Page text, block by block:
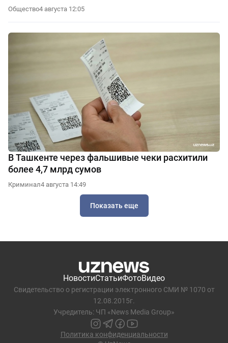
Общество4 августа 12:05
В Ташкенте через фальшивые чеки расхитили
более 4,7 млрд сумов
Криминал4 августа 14:49
Показать еще
НовостиСтатьиФотоВидео
Свидетельство о регистрации электронного СМИ № 1070 от
12.08.2015г.
Учредитель: ЧП «News Media Group»
Политика конфиденциальности